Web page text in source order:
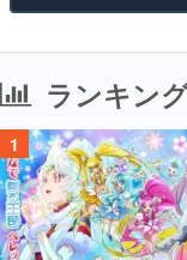
ランキン
1